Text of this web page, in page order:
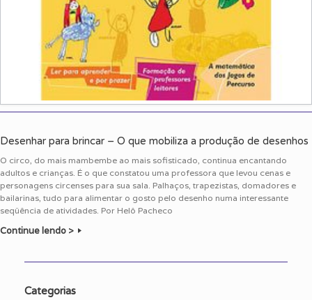
Desenhar para brincar – O que mobiliza a produção de desenhos
O circo, do mais mambembe ao mais sofisticado, continua encantando
adultos e crianças. É o que constatou uma professora que levou cenas e
personagens circenses para sua sala. Palhaços, trapezistas, domadores e
bailarinas, tudo para alimentar o gosto pelo desenho numa interessante
seqüência de atividades. Por Helô Pacheco
Continue lendo >
Categorias